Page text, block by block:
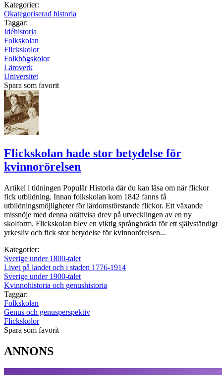
Kategorier:
Okategoriserad historia
Taggar:
Idéhistoria
Folkskolan
Flickskolor
Folkhögskolor
Läroverk
Universitet
Spara som favorit
Flickskolan hade stor betydelse för
kvinnorörelsen
Artikel i tidningen Populär Historia där du kan läsa om när flickor
fick utbildning. Innan folkskolan kom 1842 fanns få
utbildningsmöjligheter för lärdomstörstande flickor. Ett växande
missnöje med denna orättvisa drev på utvecklingen av en ny
skolform. Flickskolan blev en viktig språngbräda för ett självständigt
yrkesliv och fick stor betydelse för kvinnorörelsen...
Kategorier:
Sverige under 1800-talet
Livet på landet och i staden 1776-1914
Sverige under 1900-talet
Kvinnohistoria och genushistoria
Taggar:
Folkskolan
Genus och genusperspektiv
Flickskolor
Spara som favorit
ANNONS